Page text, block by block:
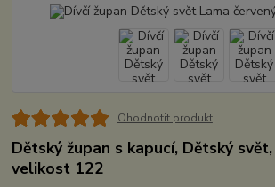
Ohodnotit produkt
Dětský župan s kapucí, Dětský
velikost 122